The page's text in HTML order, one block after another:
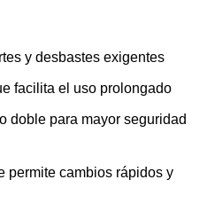
y desbastes exigentes
facilita el uso prolongado
doble para mayor seguridad
permite cambios rápidos y